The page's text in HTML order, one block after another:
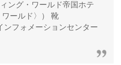
ング・ワールド帝国ホテ
ールド〉） 靴
ンフォメーションセンター